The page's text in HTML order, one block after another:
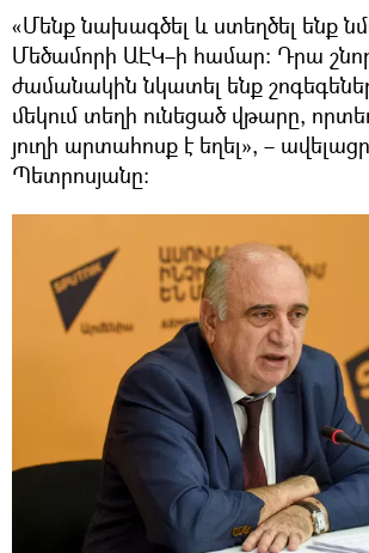
«Մենք նախագծել և ստեղծել ենք
Մեծամորի ԱԷԿ–ի համար։ Դրա
ժամանակին նկատել ենք
մեկում տեղի ունեցած վթարը,
յուղի արտահոսք է եղել», –
Պետրոսյանը։